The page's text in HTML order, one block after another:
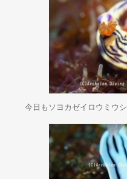
今日もソヨカゼイロウミウシ